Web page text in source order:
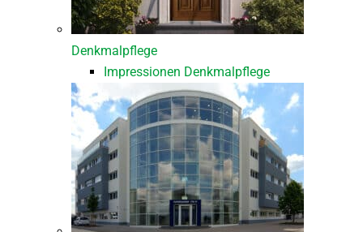
Denkmalpflege
Impressionen Denkmalpflege